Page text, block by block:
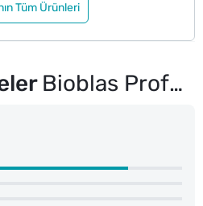
Tüm Ürünleri
Bioblas Professional Siyah Sarımsak Şampuanı 1000 ml